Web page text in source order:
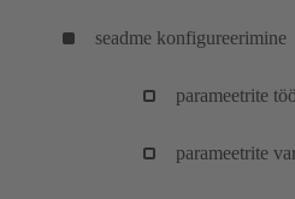
seadme konfigureerimine
parameetrite
parameetrite